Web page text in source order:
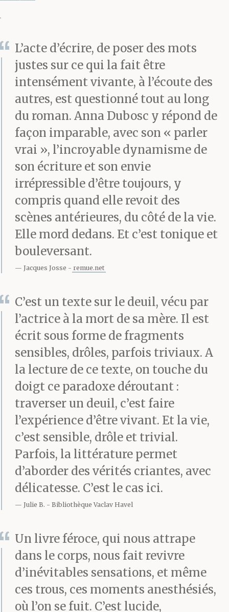
me répond que c’est
normal, le déni. Quel
déni ? Où ça, du déni ?
Ça fait longtemps que
j’étais préparée à la
mort de Koumiko, j’ai
fait mon deuil pendant
sa maladie, son long
déclin. C’est ce que je dis
à tout le monde. Ça doit
être vrai, puisque je le
plutôt pour noyer le
poisson ou pour avoir la
paix ?
Je me souviens quand
j’interrogeais le père de
ma fille aînée sur le
suicide de sa jeune
sœur, il répondait qu’il
s’était chargé de tout.
découvert le corps et
prévenu les parents,
tout réglé, payé les
L’acte d’écrire, de poser des mots
justes sur ce qui la fait être
intensément vivante, à l’écoute des
autres, est questionné tout au long
du roman. Anna Dubosc y répond de
façon imparable, avec son « parler
vrai », l’incroyable dynamisme de
son écriture et son envie
irrépressible d’être toujours, y
compris quand elle revoit des
scènes antérieures, du côté de la vie.
Elle mord dedans. Et c’est tonique et
bouleversant.
Jacques Josse remue.net
C’est un texte sur le deuil, vécu par
l’actrice à la mort de sa mère. Il est
écrit sous forme de fragments
sensibles, drôles, parfois triviaux. A
la lecture de ce texte, on touche du
doigt ce paradoxe déroutant :
traverser un deuil, c’est faire
l’expérience d’être vivant. Et la vie,
c’est sensible, drôle et trivial.
Parfois, la littérature permet
d’aborder des vérités criantes, avec
délicatesse. C’est le cas ici.
Julie B. Bibliothèque Vaclav Havel
Un livre féroce, qui nous attrape
dans le corps, nous fait revivre
d’inévitables sensations, et même
ces trous, ces moments anesthésiés,
où l’on se fuit. C’est lucide,